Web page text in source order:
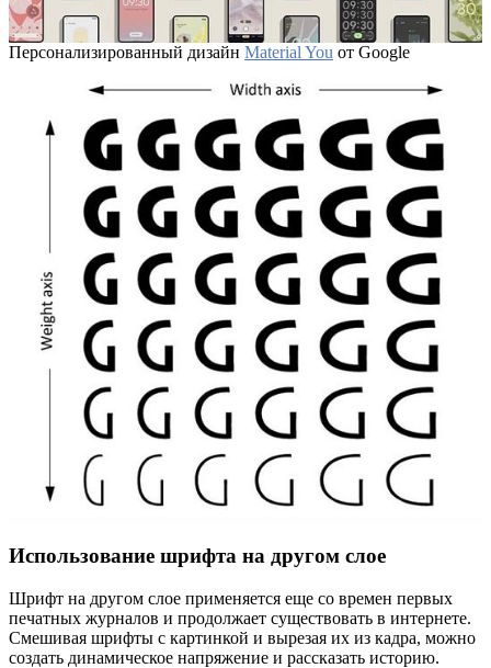
Персонализированный дизайн Material You от Google
Использование шрифта на другом слое
Шрифт на другом слое применяется еще со времен первых
печатных журналов и продолжает существовать в интернете.
Смешивая шрифты с картинкой и вырезая их из кадра, можно
создать динамическое напряжение и рассказать историю.